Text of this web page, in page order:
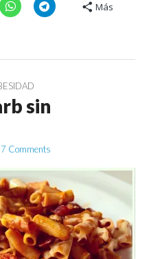
Más
sin
7 Comments